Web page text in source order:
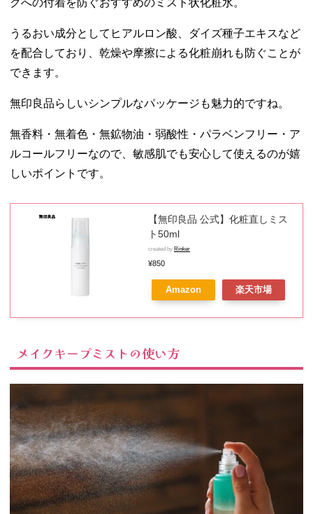
クへの付着を防ぐおすすめのミスト状化粧水。
うるおい成分としてヒアルロン酸、ダイズ種子エキスなど
を配合しており、乾燥や摩擦による化粧崩れも防ぐことが
できます。
無印良品らしいシンプルなパッケージも魅力的ですね。
無香料・無着色・無鉱物油・弱酸性・パラベンフリー・ア
ルコールフリーなので、敏感肌でも安心して使えるのが嬉
しいポイントです。
【無印良品 公式】化粧直しミス
ト50ml
created by Rinker
¥850
Amazon 楽天市場
メイクキープミストの使い方